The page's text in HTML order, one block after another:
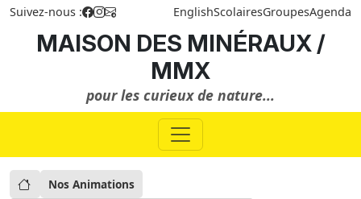
Suivez-nous : EnglishScolairesGroupesAgenda
MAISON DES MINÉRAUX /
MMX
pour les curieux de nature...
Nos Animations